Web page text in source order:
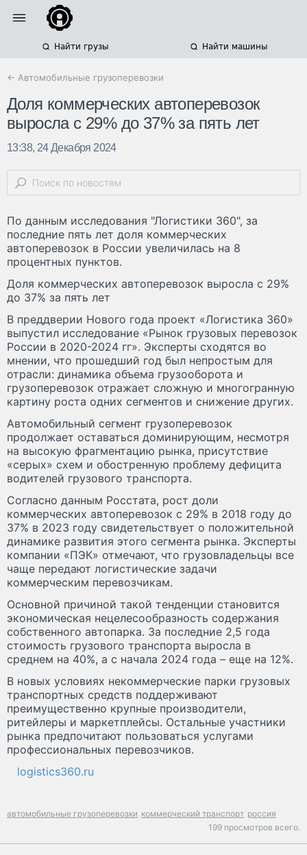
Найти грузы Найти машины
← Автомобильные грузоперевозки
Доля коммерческих автоперевозок
выросла с 29% до 37% за пять лет
13:38, 24 Декабря 2024
По данным исследования "Логистики 360", за
последние пять лет доля коммерческих
автоперевозок в России увеличилась на 8
процентных пунктов.
Доля коммерческих автоперевозок выросла с 29%
до 37% за пять лет
В преддверии Нового года проект «Логистика 360»
выпустил исследование «Рынок грузовых перевозок
России в 2020-2024 гг». Эксперты сходятся во
мнении, что прошедший год был непростым для
отрасли: динамика объема грузооборота и
грузоперевозок отражает сложную и многогранную
картину роста одних сегментов и снижение других.
Автомобильный сегмент грузоперевозок
продолжает оставаться доминирующим, несмотря
на высокую фрагментацию рынка, присутствие
«серых» схем и обостренную проблему дефицита
водителей грузового транспорта.
Согласно данным Росстата, рост доли
коммерческих автоперевозок с 29% в 2018 году до
37% в 2023 году свидетельствует о положительной
динамике развития этого сегмента рынка. Эксперты
компании «ПЭК» отмечают, что грузовладельцы все
чаще передают логистические задачи
коммерческим перевозчикам.
Основной причиной такой тенденции становится
экономическая нецелесообразность содержания
собственного автопарка. За последние 2,5 года
стоимость грузового транспорта выросла в
среднем на 40%, а с начала 2024 года – еще на 12%.
В новых условиях некоммерческие парки грузовых
транспортных средств поддерживают
преимущественно крупные производители,
ритейлеры и маркетплейсы. Остальные участники
рынка предпочитают пользоваться услугами
профессиональных перевозчиков.
logistics360.ru
автомобильные грузоперевозки коммерческий транспорт россия
199 просмотров всего.